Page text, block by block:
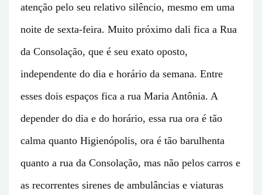
atenção pelo seu relativo silêncio, mesmo em uma
noite de sexta-feira. Muito próximo dali fica a Rua
da Consolação, que é seu exato oposto,
independente do dia e horário da semana. Entre
esses dois espaços fica a rua Maria Antônia. A
depender do dia e do horário, essa rua ora é tão
calma quanto Higienópolis, ora é tão barulhenta
quanto a rua da Consolação, mas não pelos carros e
as recorrentes sirenes de ambulâncias e viaturas